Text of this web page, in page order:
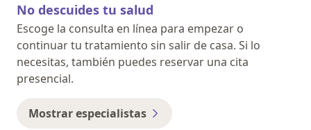
No descuides tu salud
Escoge la consulta en línea para empezar o
continuar tu tratamiento sin salir de casa. Si lo
necesitas, también puedes reservar una cita
presencial.
Mostrar especialistas